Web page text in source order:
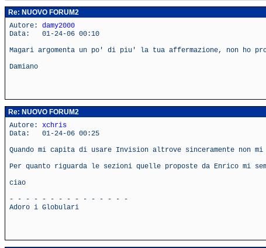
Re: NUOVO FORUM2
Autore: damy2000
Data: 01-24-06 00:10
Magari argomenta un po' di piu' la tua affermazione, non ho
Damiano
Re: NUOVO FORUM2
Autore: xchris
Data: 01-24-06 00:25
Quando mi capita di usare Invision altrove sinceramente non
Per quanto riguarda le sezioni quelle proposte da Enrico mi
ciao
- - - - - - - - - - - - - - -
Adoro i Globulari